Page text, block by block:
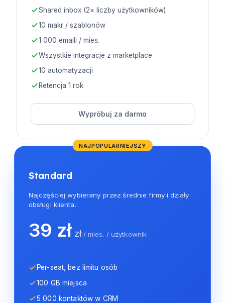
Shared inbox (2× liczby użytkowników)
10 makr / szablonów
1 000 emaili / mies.
Wszystkie integracje z marketplace
10 automatyzacji
Retencja 1 rok
Wypróbuj za darmo
NAJPOPULARNIEJSZY
Standard
Najczęściej wybierany przez średnie firmy i działy
obsługi klienta.
39 zł zł/ mies. / użytkownik
Per-seat, bez limitu osób
100 GB miejsca
5 000 kontaktów w CRM